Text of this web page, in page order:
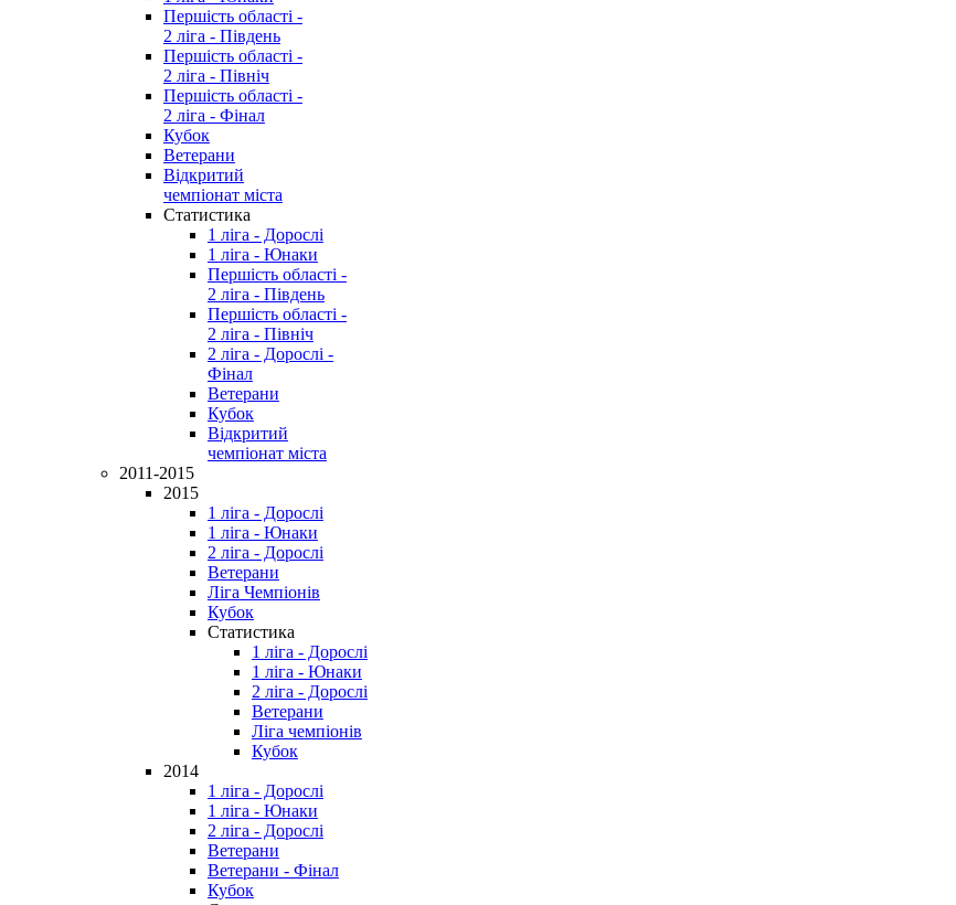
Першість області -
2 ліга - Південь
Першість області -
2 ліга - Північ
Першість області -
2 ліга - Фінал
Кубок
Ветерани
Відкритий
чемпіонат міста
Статистика
1 ліга - Дорослі
1 ліга - Юнаки
Першість області -
2 ліга - Південь
Першість області -
2 ліга - Північ
2 ліга - Дорослі -
Фінал
Ветерани
Кубок
Відкритий
чемпіонат міста
2011-2015
2015
1 ліга - Дорослі
1 ліга - Юнаки
2 ліга - Дорослі
Ветерани
Ліга Чемпіонів
Кубок
Статистика
1 ліга - Дорослі
1 ліга - Юнаки
2 ліга - Дорослі
Ветерани
Ліга чемпіонів
Кубок
2014
1 ліга - Дорослі
1 ліга - Юнаки
2 ліга - Дорослі
Ветерани
Ветерани - Фінал
Кубок